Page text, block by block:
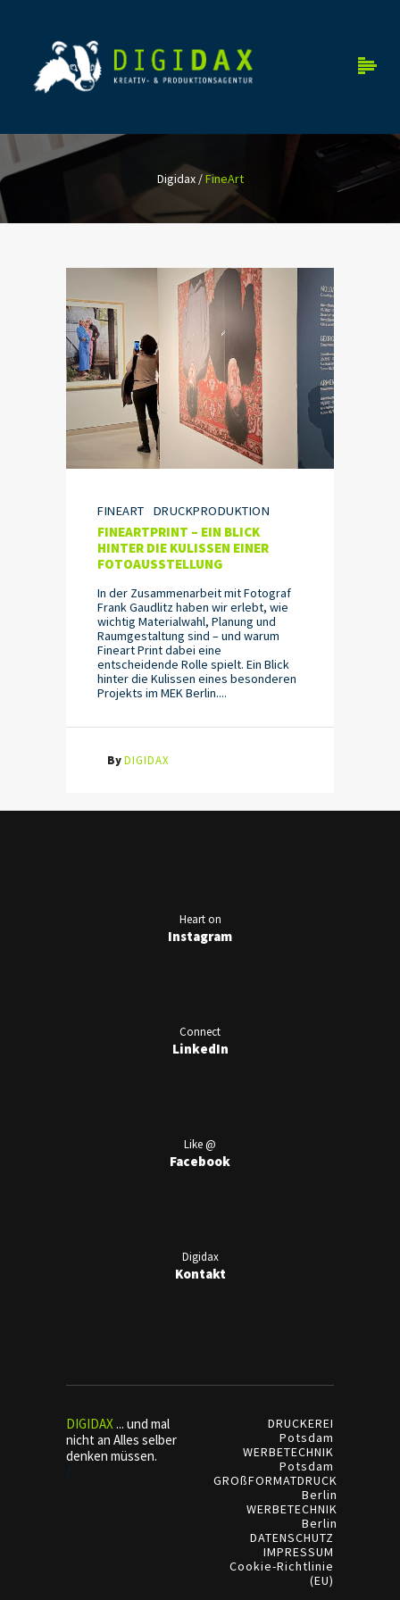
Digidax/FineArt
FINEART DRUCKPRODUKTION
FINEARTPRINT – EIN BLICK
HINTER DIE KULISSEN EINER
FOTOAUSSTELLUNG
In der Zusammenarbeit mit Fotograf
Frank Gaudlitz haben wir erlebt, wie
wichtig Materialwahl, Planung und
Raumgestaltung sind – und warum
Fineart Print dabei eine
entscheidende Rolle spielt. Ein Blick
hinter die Kulissen eines besonderen
Projekts im MEK Berlin....
ByDIGIDAX
Heart on
Instagram
Connect
LinkedIn
Like @
Facebook
Digidax
Kontakt
DIGIDAX ... und mal
nicht an Alles selber
denken müssen.
/
DRUCKEREI
Potsdam
WERBETECHNIK
Potsdam
GROßFORMATDRUCK
Berlin
WERBETECHNIK
Berlin
DATENSCHUTZ
IMPRESSUM
Cookie-Richtlinie
(EU)